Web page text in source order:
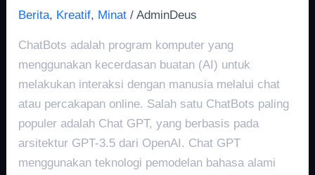
Berita, Kreatif, Minat /AdminDeus
ChatBots adalah program komputer yang
menggunakan kecerdasan buatan (AI) untuk
melakukan interaksi dengan manusia melalui chat
atau percakapan online. Salah satu ChatBots paling
populer adalah Chat GPT, yang berbasis pada
arsitektur GPT-3.5 dari OpenAI. Chat GPT
menggunakan teknologi pemodelan bahasa alami